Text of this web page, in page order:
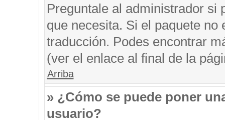
Preguntale al administrador si
que necesita. Si el paquete
traducción. Podes encontrar
(ver el enlace al final de la
Arriba
» ¿Cómo se puede poner
usuario?